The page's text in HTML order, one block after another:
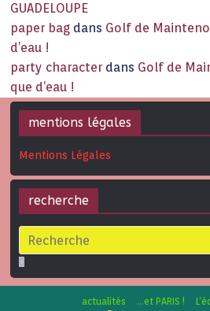
GUADELOUPE
paper bag dans Golf de
d’eau !
party character dans Golf de
que d’eau !
mentions légales
Mentions Légales
recherche
actualités …et PARIS !